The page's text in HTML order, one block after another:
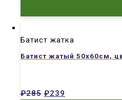
Батист жатка
Батист жатый 50х60см,
₽285 ₽239